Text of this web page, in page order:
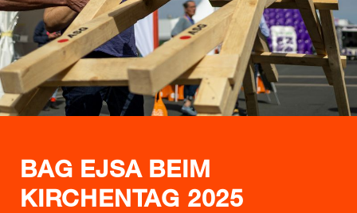
BAG EJSA BEIM
KIRCHENTAG 2025